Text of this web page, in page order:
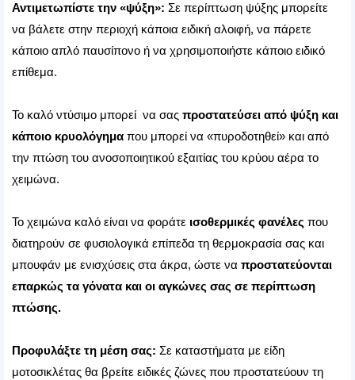
Αντιμετωπίστε την «ψύξη»: Σε περίπτωση ψύξης μπορείτε
να βάλετε στην περιοχή κάποια ειδική αλοιφή, να πάρετε
κάποιο απλό παυσίπονο ή να χρησιμοποιήστε κάποιο ειδικό
επίθεμα.
Το καλό ντύσιμο μπορεί να σας προστατεύσει από ψύξη και
κάποιο κρυολόγημα που μπορεί να «πυροδοτηθεί» και από
την πτώση του ανοσοποιητικού εξαιτίας του κρύου αέρα το
χειμώνα.
Το χειμώνα καλό είναι να φοράτε ισοθερμικές φανέλες που
διατηρούν σε φυσιολογικά επίπεδα τη θερμοκρασία σας και
μπουφάν με ενισχύσεις στα άκρα, ώστε να προστατεύονται
επαρκώς τα γόνατα και οι αγκώνες σας σε περίπτωση
πτώσης.
Προφυλάξτε τη μέση σας: Σε καταστήματα με είδη
μοτοσικλέτας θα βρείτε ειδικές ζώνες που προστατεύουν τη